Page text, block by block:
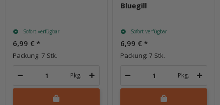
Sofort verfügbar
6,99 € *
Packung: 7 Stk.
Pkg.
Bluegill
Sofort verfügbar
6,99 € *
Packung: 7 Stk.
Pkg.